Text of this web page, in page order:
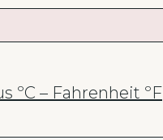
ºC – Fahrenheit ºF